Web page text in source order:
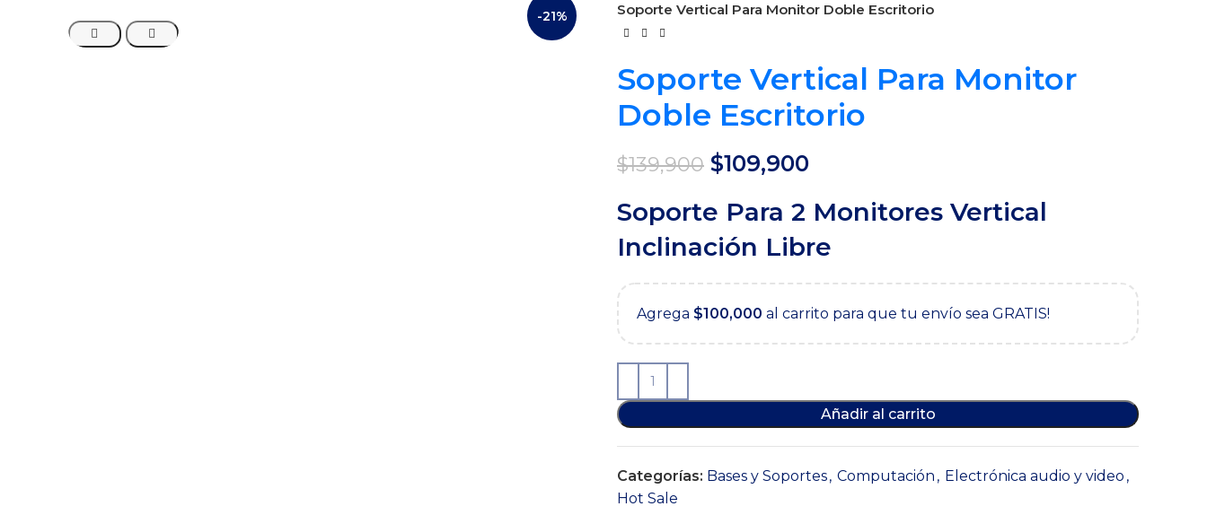
-21%
Soporte Vertical Para Monitor Doble Escritorio
Soporte Vertical Para Monitor
Doble Escritorio
$139,900 El
original
era:
$109,900
actual
es:
Soporte Para 2 Monitores Vertical
Inclinación Libre
Agrega $100,000 al carrito para que tu envío sea GRATIS!
Añadir al carrito
Categorías: Bases y Soportes, Computación , Electrónica audio y video ,
Hot Sale